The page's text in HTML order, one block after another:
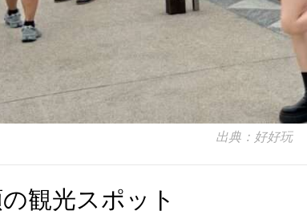
出典：好好玩
観光スポット